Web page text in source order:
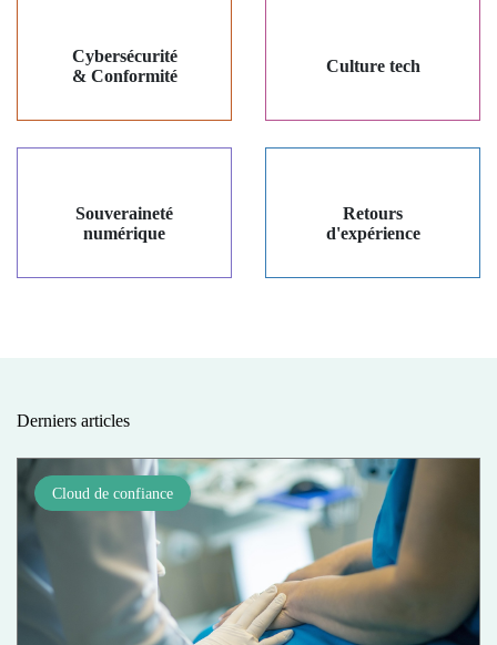
Cybersécurité
& Conformité
Culture tech
Souveraineté
numérique
Retours
d'expérience
Derniers articles
Cloud de confiance